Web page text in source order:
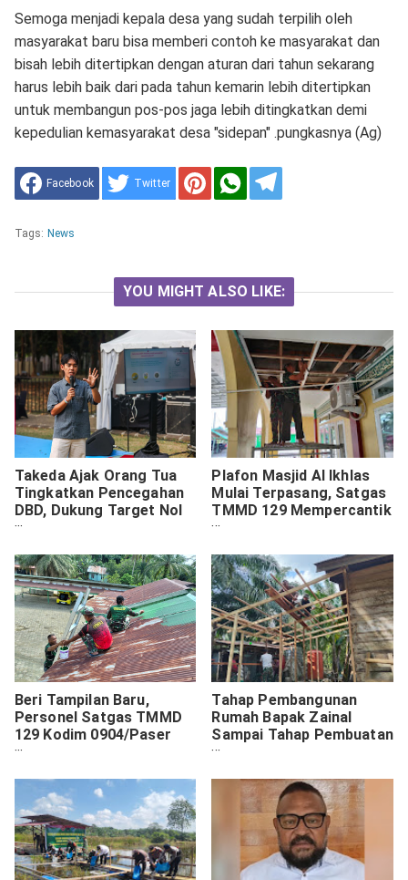
Semoga menjadi kepala desa yang sudah terpilih oleh
masyarakat baru bisa memberi contoh ke masyarakat dan
bisah lebih ditertipkan dengan aturan dari tahun sekarang
harus lebih baik dari pada tahun kemarin lebih ditertipkan
untuk membangun pos-pos jaga lebih ditingkatkan demi
kepedulian kemasyarakat desa "sidepan" .pungkasnya (Ag)
Facebook Twitter
Tags: News
YOU MIGHT ALSO LIKE:
Takeda Ajak Orang Tua
Tingkatkan Pencegahan
DBD, Dukung Target Nol
Kematian Dengue 2030
Plafon Masjid Al Ikhlas
Mulai Terpasang, Satgas
TMMD 129 Mempercantik
Tampilannya
Beri Tampilan Baru,
Personel Satgas TMMD
129 Kodim 0904/Paser
Cat Atap Rumah Marbot
Tahap Pembangunan
Rumah Bapak Zainal
Sampai Tahap Pembuatan
Kerangka